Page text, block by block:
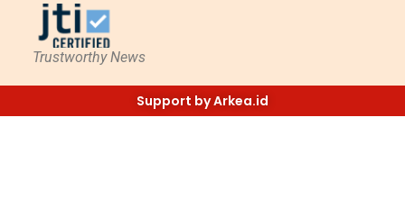
Trustworthy News
Support by Arkea.id